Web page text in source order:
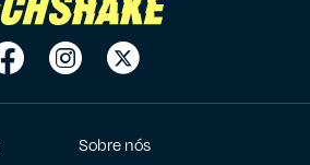
Sobre nós